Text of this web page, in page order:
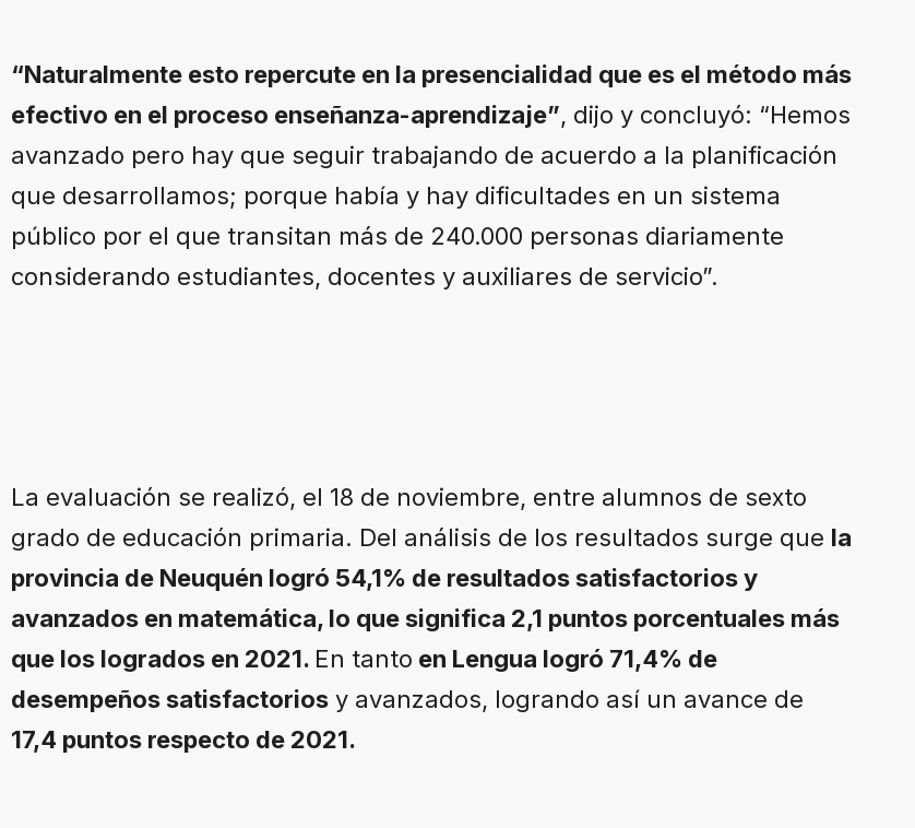
“Naturalmente esto repercute en la presencialidad que es el método más
efectivo en el proceso enseñanza-aprendizaje”, dijo y concluyó: “Hemos
avanzado pero hay que seguir trabajando de acuerdo a la planificación
que desarrollamos; porque había y hay dificultades en un sistema
público por el que transitan más de 240.000 personas diariamente
considerando estudiantes, docentes y auxiliares de servicio”.
La evaluación se realizó, el 18 de noviembre, entre alumnos de sexto
grado de educación primaria. Del análisis de los resultados surge que la
provincia de Neuquén logró 54,1% de resultados satisfactorios y
avanzados en matemática, lo que significa 2,1 puntos porcentuales más
que los logrados en 2021. En tanto en Lengua logró 71,4% de
desempeños satisfactorios y avanzados, logrando así un avance de
17,4 puntos respecto de 2021.